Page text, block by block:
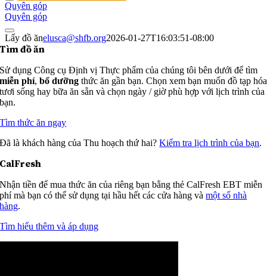
Quyên góp
Quyên góp
Lấy đồ ănelusca@shfb.org2026-01-27T16:03:51-08:00
Tìm đồ ăn
Sử dụng Công cụ Định vị Thực phẩm của chúng tôi bên dưới để tìm
miễn phí,bổ dưỡng thức ăn gần bạn. Chọn xem bạn muốn đồ tạp hóa
tươi sống hay bữa ăn sẵn và chọn ngày / giờ phù hợp với lịch trình của
bạn.
Tìm thức ăn ngay
Đã là khách hàng của Thu hoạch thứ hai?Kiểm tra lịch trình của bạn.
CalFresh
Nhận tiền để mua thức ăn của riêng bạn bằng thẻ CalFresh EBT miễn
phí mà bạn có thể sử dụng tại hầu hết các cửa hàng vàmột số nhà
hàng.
Tìm hiểu thêm và áp dụng